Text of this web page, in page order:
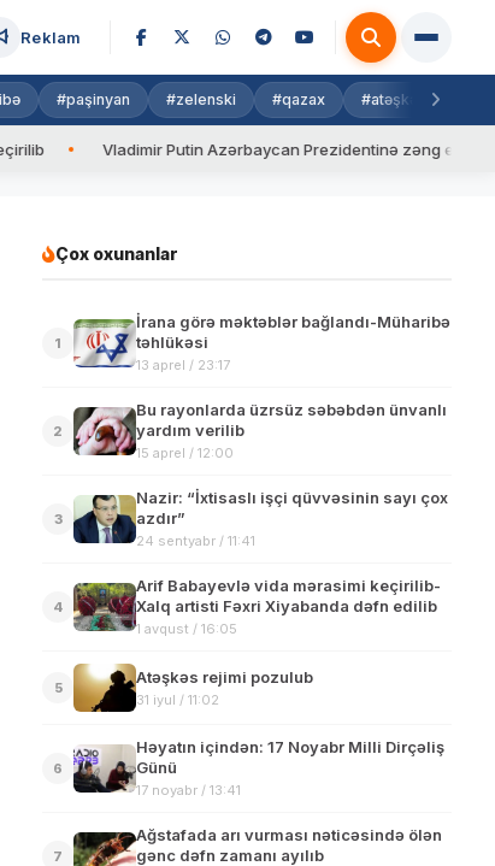
Reklam
#paşinyan #zelenski #qazax #atəşkəs
Vladimir Putin Azərbaycan Prezidentinə zəng edib
Çox oxunanlar
1
İrana görə məktəblər bağlandı-Müharibə
təhlükəsi
13 aprel / 23:17
2
Bu rayonlarda üzrsüz səbəbdən ünvanlı
yardım verilib
15 aprel / 12:00
3
Nazir: “İxtisaslı işçi qüvvəsinin sayı çox
azdır”
24 sentyabr / 11:41
4
Arif Babayevlə vida mərasimi keçirilib-
Xalq artisti Fəxri Xiyabanda dəfn edilib
1 avqust / 16:05
5
Atəşkəs rejimi pozulub
31 iyul / 11:02
6
Həyatın içindən: 17 Noyabr Milli Dirçəliş
Günü
17 noyabr / 13:41
7
Ağstafada arı vurması nəticəsində ölən
gənc dəfn zamanı ayılıb